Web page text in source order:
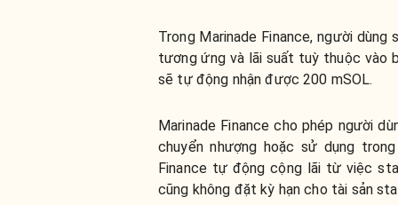
Trong Marinade Finance, người
tương ứng và lãi suất tuỳ thuộc vào
sẽ tự động nhận được 200 mSOL.
Marinade Finance cho phép người
chuyển nhượng hoặc sử dụng
Finance tự động cộng lãi từ việc
cũng không đặt kỳ hạn cho tài sản